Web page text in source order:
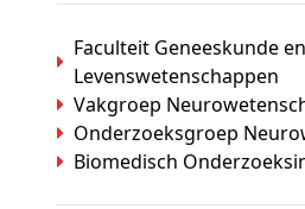
Faculteit Geneeskunde en
Levenswetenschappen
Vakgroep
Onderzoeksgroep
Biomedisch